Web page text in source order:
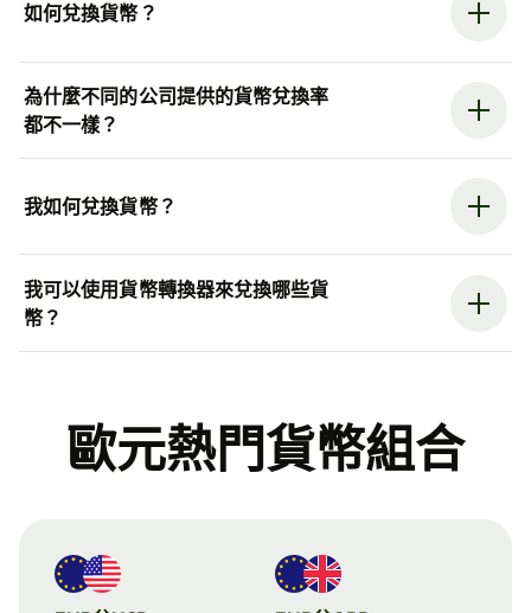
如何兌換貨幣？
為什麼不同的公司提供的貨幣兌換率
都不一樣？
我如何兌換貨幣？
我可以使用貨幣轉換器來兌換哪些貨
幣？
歐元熱門貨幣組合